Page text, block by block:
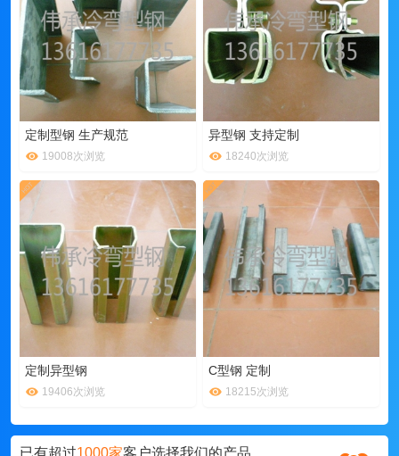
定制型钢 生产规范
19008次浏览
异型钢 支持定制
18240次浏览
定制异型钢
19406次浏览
C型钢 定制
18215次浏览